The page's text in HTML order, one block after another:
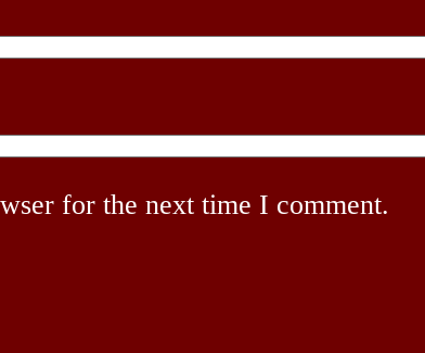
for the next time I comment.